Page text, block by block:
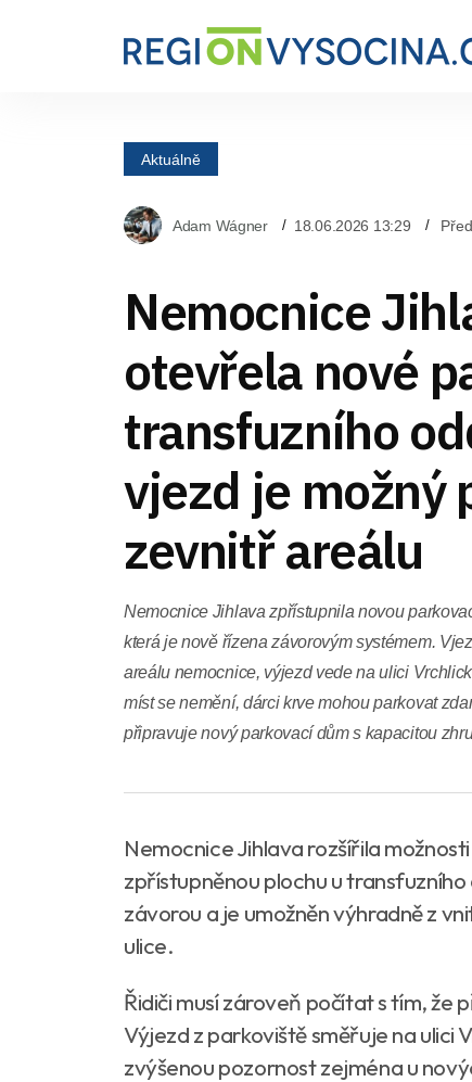
Aktuálně
Adam Wágner 18.06.2026 13:29
Nemocnice
otevřela nové
transfuzního
vjezd je možný
zevnitř areálu
Nemocnice Jihlava zpřístupnila novou
která je nově řízena závorovým systémem.
areálu nemocnice, výjezd vede na ulici
míst se nemění, dárci krve mohou parkovat
připravuje nový parkovací dům s kapacitou
Nemocnice Jihlava rozšířila
zpřístupněnou plochu u
závorou a je umožněn výhradně z
ulice.
Řidiči musí zároveň počítat s tím, že
Výjezd z parkoviště směřuje na ulici
zvýšenou pozornost zejména u